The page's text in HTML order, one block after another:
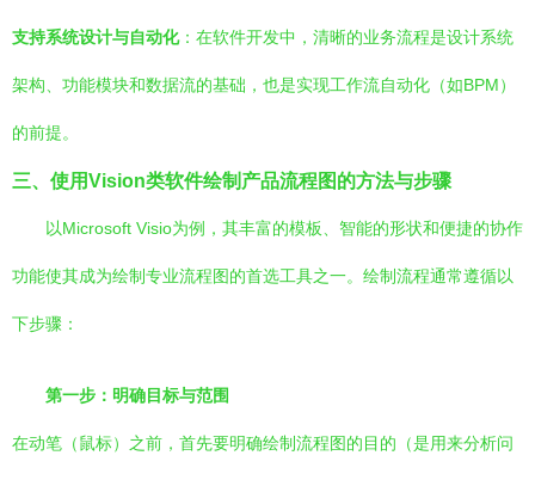
支持系统设计与自动化：在软件开发中，清晰的业务流程是设计系统
架构、功能模块和数据流的基础，也是实现工作流自动化（如BPM）
的前提。
三、使用Vision类软件绘制产品流程图的方法与步骤
以Microsoft Visio为例，其丰富的模板、智能的形状和便捷的协作
功能使其成为绘制专业流程图的首选工具之一。绘制流程通常遵循以
下步骤：
第一步：明确目标与范围
在动笔（鼠标）之前，首先要明确绘制流程图的目的（是用来分析问